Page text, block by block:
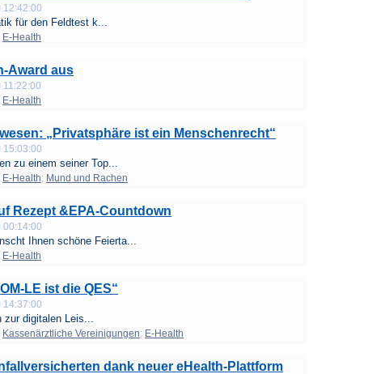
12:42:00
für den Feldtest k...
E-Health
Award aus
E-Health
„Privatsphäre ist ein Menschenrecht“
15:03:00
zu einem seiner Top...
E-Health; Mund und Rachen
Rezept &EPA-Countdown
00:14:00
Ihnen schöne Feierta...
E-Health
LE ist die QES“
14:37:00
zur digitalen Leis...
Kassenärztliche Vereinigungen; E-Health
dank neuer eHealth-Plattform